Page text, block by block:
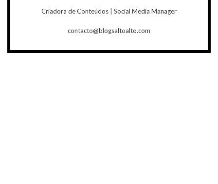
Criadora de Conteúdos | Social Media Manager
contacto@blogsaltoalto.com